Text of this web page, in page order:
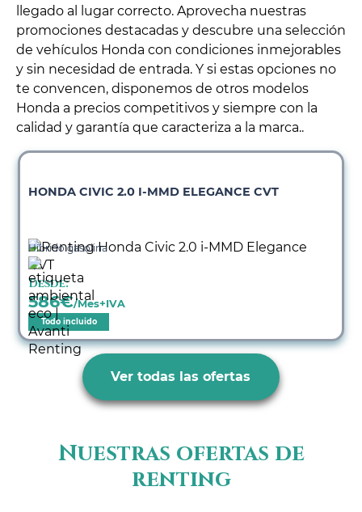
llegado al lugar correcto. Aprovecha nuestras
promociones destacadas y descubre una selección
de vehículos Honda con condiciones inmejorables
y sin necesidad de entrada. Y si estas opciones no
te convencen, disponemos de otros modelos
Honda a precios competitivos y siempre con la
calidad y garantía que caracteriza a la marca..
HONDA CIVIC 2.0 I-MMD ELEGANCE CVT
Híbrido gasolina
Desde:
586€/Mes+IVA
Todo incluido
Ver todas las ofertas
Nuestras ofertas de
renting